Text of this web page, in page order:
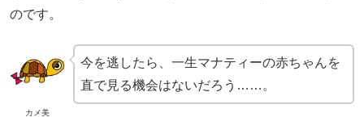
のです。
カメ美
今を逃したら、一生マナティーの赤ちゃんを
直で見る機会はないだろう……。